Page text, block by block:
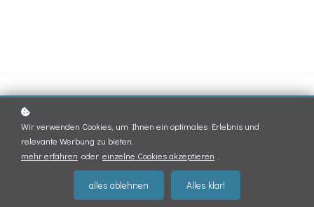
Wir verwenden Cookies, um Ihnen ein optimales Erlebnis und
relevante Werbung zu bieten.
mehr erfahren oder einzelne Cookies akzeptieren
alles ablehnen Alles klar!